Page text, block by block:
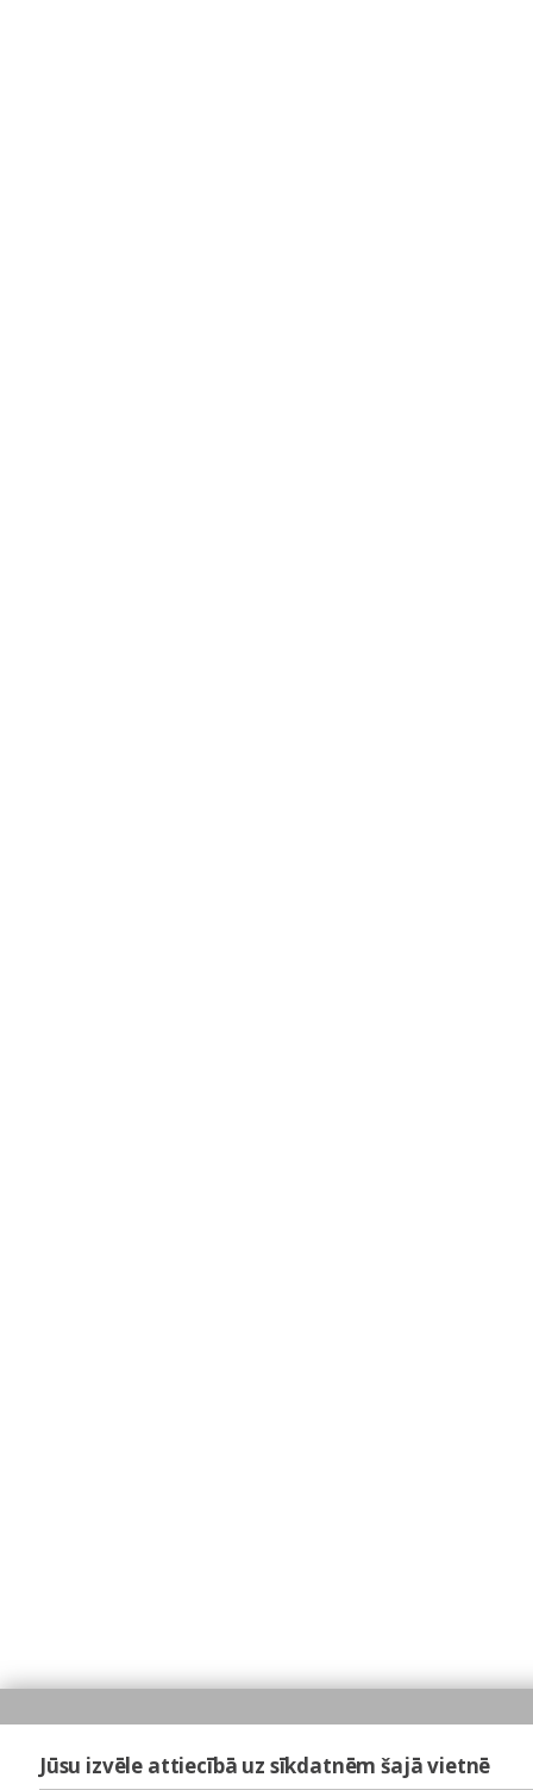
Jūsu izvēle attiecībā uz sīkdatnēm šajā vietnē